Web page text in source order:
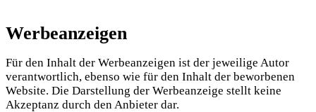
Werbeanzeigen
Für den Inhalt der Werbeanzeigen ist der jeweilige Autor
verantwortlich, ebenso wie für den Inhalt der beworbenen
Website. Die Darstellung der Werbeanzeige stellt keine
Akzeptanz durch den Anbieter dar.